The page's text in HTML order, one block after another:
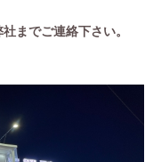
までご連絡下さい。